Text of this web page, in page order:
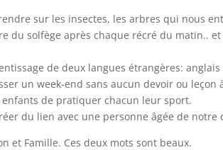
sur les insectes, les arbres qui nous
du solfège après chaque récré du matin..
de deux langues étrangères:
un week-end sans aucun devoir ou leçon
enfants de pratiquer chacun leur sport.
du lien avec une personne âgée de
et Famille. Ces deux mots sont beaux.